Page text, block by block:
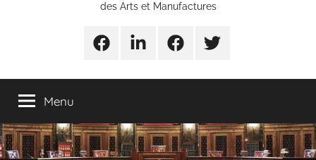
des Arts et Manufactures
UrgencesLinkedinFacebookTwitter
Menu